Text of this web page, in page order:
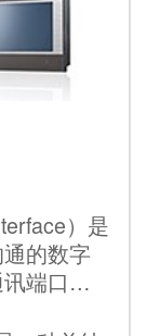
）是
的数字
端口方